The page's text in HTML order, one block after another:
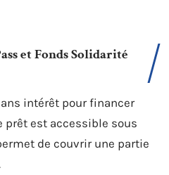
et Fonds Solidarité
intérêt pour financer
prêt est accessible sous
de couvrir une partie